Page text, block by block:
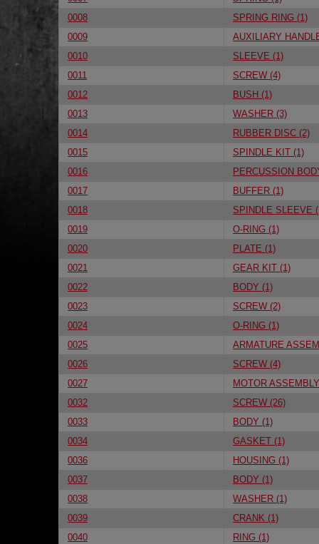
0008
SPRING RING (1)
0009
AUXILIARY
0010
SLEEVE (1)
0011
SCREW (4)
0012
BUSH (1)
0013
WASHER (3)
0014
RUBBER DISC (2)
0015
SPINDLE KIT (1)
0016
PERCUSSION
0017
BUFFER (1)
0018
SPINDLE SLEEVE
0019
O-RING (1)
0020
PLATE (1)
0021
GEAR KIT (1)
0022
BODY (1)
0023
SCREW (2)
0024
O-RING (1)
0025
ARMATURE
0026
SCREW (4)
0027
MOTOR
0032
SCREW (26)
0033
BODY (1)
0034
GASKET (1)
0036
HOUSING (1)
0037
BODY (1)
0038
WASHER (1)
0039
CRANK (1)
0040
RING (1)